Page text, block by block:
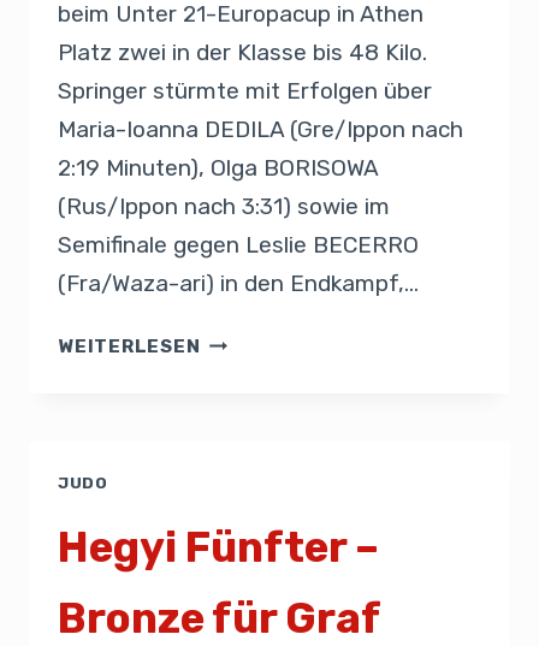
beim Unter 21-Europacup in Athen
Platz zwei in der Klasse bis 48 Kilo.
Springer stürmte mit Erfolgen über
Maria-Ioanna DEDILA (Gre/Ippon nach
2:19 Minuten), Olga BORISOWA
(Rus/Ippon nach 3:31) sowie im
Semifinale gegen Leslie BECERRO
(Fra/Waza-ari) in den Endkampf,…
WEITERLESEN
JUDO
Hegyi Fünfter –
Bronze für Graf